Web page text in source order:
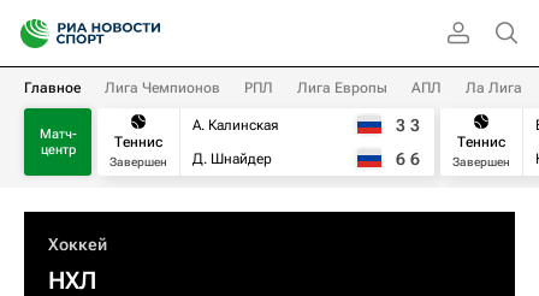
Главное Лига Чемпионов РПЛ Лига Европы АПЛ Ла Лига
Матч-
центр
Теннис
Завершен
А. Калинская
Д. Шнайдер
3 3
6 6
Теннис
Завершен
Хоккей
НХЛ